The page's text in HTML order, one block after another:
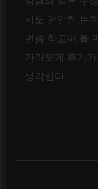
서도 편안한 분
번쯤 참고해 볼
가라오케 후기
생각한다.